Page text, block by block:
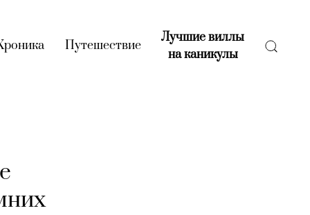
(current)
Путешествие(current)
Лучшие виллы
на каникулы(current)